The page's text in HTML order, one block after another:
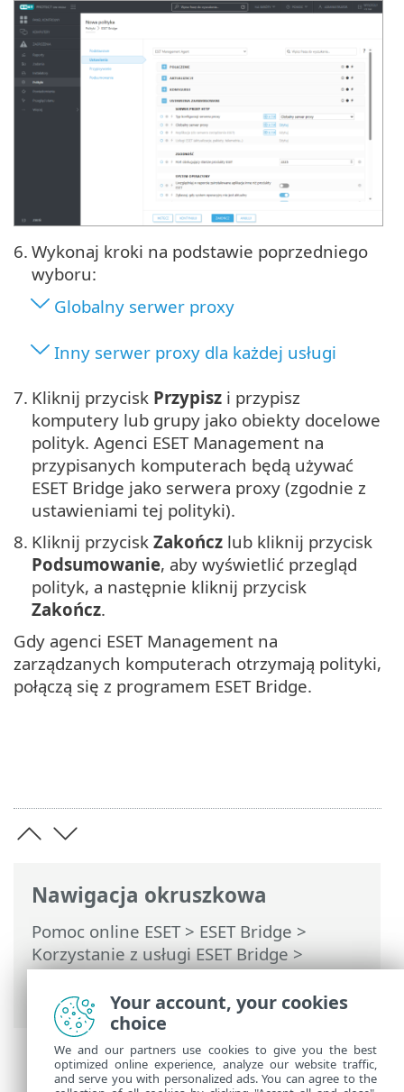
Nawigacja okruszkowa
Pomoc online ESET> ESET Bridge >
Korzystanie z usługi ESET Bridge>
Konfiguruj ESET Bridge> Polityka agenta
ESET Management
6. Wykonaj kroki na podstawie poprzedniego
wyboru:
Globalny serwer proxy
Inny serwer proxy dla każdej usługi
7. Kliknij przycisk Przypisz i przypisz
komputery lub grupy jako obiekty docelowe
polityk. Agenci ESET Management na
przypisanych komputerach będą używać
ESET Bridge jako serwera proxy (zgodnie z
ustawieniami tej polityki).
8. Kliknij przycisk Zakończ lub kliknij przycisk
Podsumowanie, aby wyświetlić przegląd
polityk, a następnie kliknij przycisk
Zakończ.
Gdy agenci ESET Management na
zarządzanych komputerach otrzymają polityki,
połączą się z programem ESET Bridge.
Your account, your cookies
choice
We and our partners use cookies to give you the best
optimized online experience, analyze our website traffic,
and serve you with personalized ads. You can agree to the